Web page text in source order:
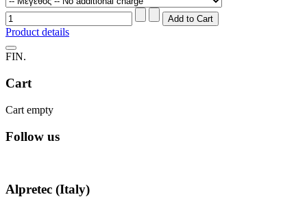
Product details
FIN.
Cart
Cart empty
Follow us
Alpretec (Italy)